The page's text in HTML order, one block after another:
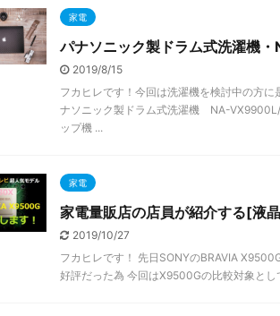
家電
パナソニック製ドラム式洗濯機
2019/8/15
フカヒレです！今回は洗濯機を検討中の方
ナソニック製ドラム式洗濯機 NA-
ップ機 ...
家電
家電量販店の店員が紹介する[液
2019/10/27
フカヒレです！ 先日SONYのBRAVIA
好評だった為 今回はX9500Gの比較対象と